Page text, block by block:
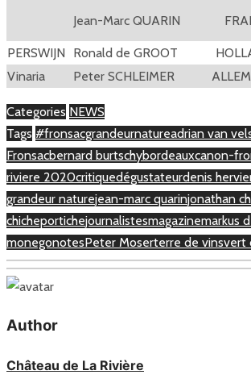
Jean-Marc QUARIN
PERSWIJN Ronald de GROOT
Vinaria
Peter SCHLEIMER
Categories NEWS
Tags #fronsacgrandeurnatureadrian van
Fronsacbernard burtschybordeauxcanon-
riviere 2020critiquedégustateurdenis
grandeur naturejean-marc quarinjonathan
chicheportichejournalistesmagazinemarkus
monegonotesPeter Moserterre de vinsvert
Author
Château de La Rivière